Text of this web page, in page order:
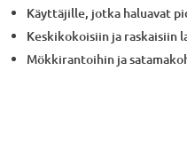
Käyttäjille, jotka haluavat
Keskikokoisiin ja raskaisiin
Mökkirantoihin ja